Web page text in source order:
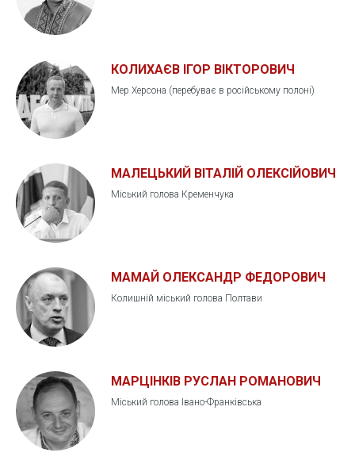
КОЛИХАЄВ ІГОР ВІКТОРОВИЧ
Мер Херсона (перебуває в російському полоні)
МАЛЕЦЬКИЙ ВІТАЛІЙ ОЛЕКСІЙОВИЧ
Міський голова Кременчука
МАМАЙ ОЛЕКСАНДР ФЕДОРОВИЧ
Колишній міський голова Полтави
МАРЦІНКІВ РУСЛАН РОМАНОВИЧ
Міський голова Івано-Франківська